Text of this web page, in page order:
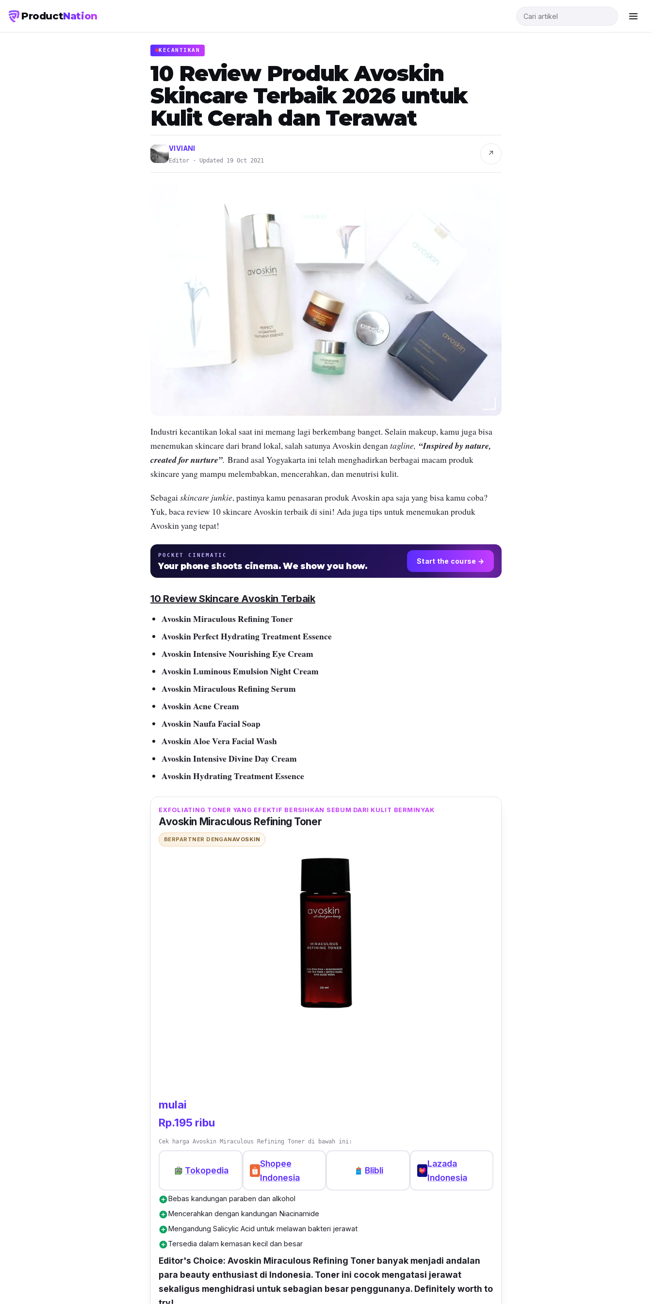
ProductNation
KECANTIKAN
10 Review Produk Avoskin
Skincare Terbaik 2026 untuk
Kulit Cerah dan Terawat
VIVIANI
Editor · Updated 19 Oct 2021
↗
Industri kecantikan lokal saat ini memang lagi berkembang banget. Selain makeup, kamu juga bisa
menemukan skincare dari brand lokal, salah satunya Avoskin dengantagline, “Inspired by nature,
created for nurture”. Brand asal Yogyakarta ini telah menghadirkan berbagai macam produk
skincare yang mampu melembabkan, mencerahkan, dan menutrisi kulit.
Sebagaiskincare junkie, pastinya kamu penasaran produk Avoskin apa saja yang bisa kamu coba?
Yuk, baca review 10 skincare Avoskin terbaik di sini! Ada juga tips untuk menemukan produk
Avoskin yang tepat!
POCKET CINEMATIC
Your phone shoots cinema. We show you how. Start the course →
10 Review Skincare Avoskin Terbaik
Avoskin Miraculous Refining Toner
Avoskin Perfect Hydrating Treatment Essence
Avoskin Intensive Nourishing Eye Cream
Avoskin Luminous Emulsion Night Cream
Avoskin Miraculous Refining Serum
Avoskin Acne Cream
Avoskin Naufa Facial Soap
Avoskin Aloe Vera Facial Wash
Avoskin Intensive Divine Day Cream
Avoskin Hydrating Treatment Essence
EXFOLIATING TONER YANG EFEKTIF BERSIHKAN SEBUM DARI KULIT BERMINYAK
Avoskin Miraculous Refining Toner
BERPARTNER DENGANAVOSKIN
mulai
Rp.195 ribu
Cek harga Avoskin Miraculous Refining Toner di bawah ini:
Tokopedia
Shopee
Indonesia
Blibli
Lazada
Indonesia
add_circleBebas kandungan paraben dan alkohol
add_circleMencerahkan dengan kandungan Niacinamide
add_circleMengandung Salicylic Acid untuk melawan bakteri jerawat
add_circleTersedia dalam kemasan kecil dan besar
Editor's Choice: Avoskin Miraculous Refining Toner banyak menjadi andalan
para beauty enthusiast di Indonesia. Toner ini cocok mengatasi jerawat
sekaligus menghidrasi untuk sebagian besar penggunanya. Definitely worth to